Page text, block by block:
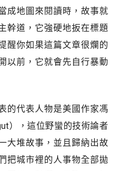
成地圖來閱讀時，故事就
幹道，它強硬地扳在標題
醒你如果這篇文章很爛的
以前，它就會先自行暴動
的代表人物是美國作家馮
），這位野蠻的技術論者
大堆故事，並且歸納出故
把城市裡的人事物全部拋